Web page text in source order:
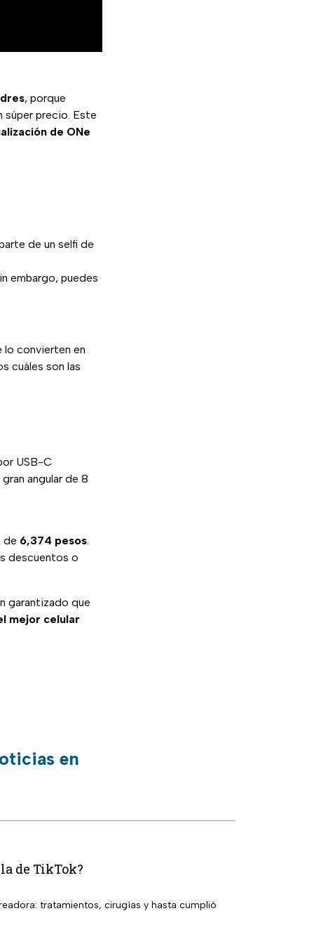
, porque
súper precio. Este
de ONe
de un selfi de
embargo, puedes
lo convierten en
cuáles son las
USB-C
angular de 8
de 6,374 pesos.
descuentos o
garantizado que
mejor celular
en
de TikTok?
tratamientos, cirugías y hasta cumplió